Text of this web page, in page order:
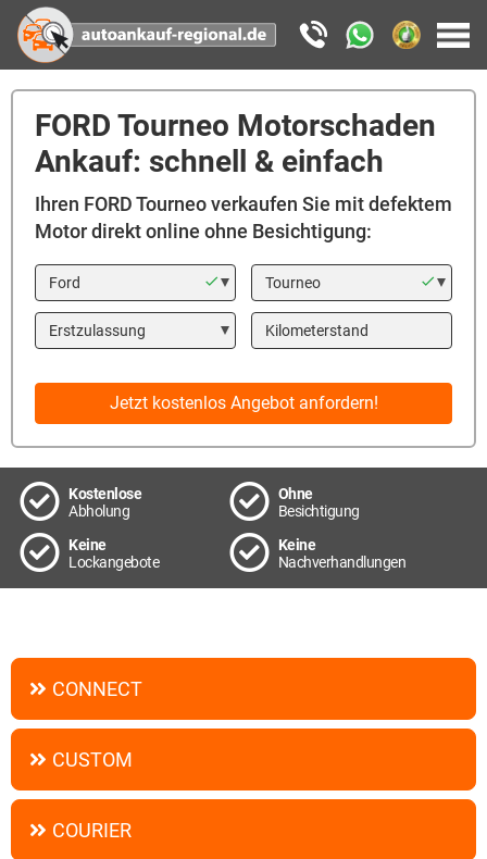
FORD Tourneo Motorschaden
Ankauf: schnell & einfach
Ihren FORD Tourneo verkaufen Sie mit defektem
Motor direkt online ohne Besichtigung:
Marke Modell
Year Kilometerstand
Jetzt kostenlos Angebot anfordern!
Kostenlose
Abholung
Ohne
Besichtigung
Keine
Lockangebote
Keine
Nachverhandlungen
CONNECT
CUSTOM
COURIER